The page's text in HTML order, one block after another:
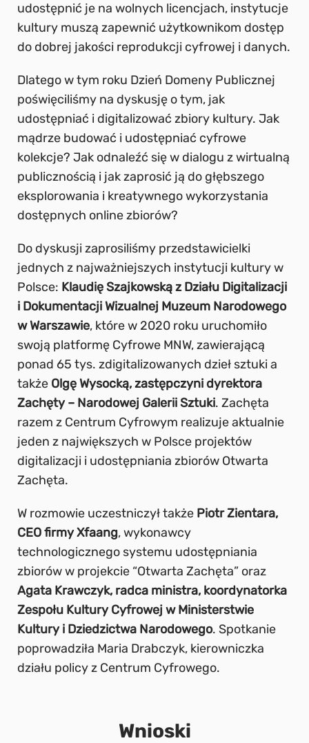
udostępnić je na wolnych licencjach, instytucje
kultury muszą zapewnić użytkownikom dostęp
do dobrej jakości reprodukcji cyfrowej i danych.
Dlatego w tym roku Dzień Domeny Publicznej
poświęciliśmy na dyskusję o tym, jak
udostępniać i digitalizować zbiory kultury. Jak
mądrze budować i udostępniać cyfrowe
kolekcje? Jak odnaleźć się w dialogu z wirtualną
publicznością i jak zaprosić ją do głębszego
eksplorowania i kreatywnego wykorzystania
dostępnych online zbiorów?
Do dyskusji zaprosiliśmy przedstawicielki
jednych z najważniejszych instytucji kultury w
Polsce: Klaudię Szajkowską z Działu Digitalizacji
i Dokumentacji Wizualnej Muzeum Narodowego
w Warszawie, które w 2020 roku uruchomiło
swoją platformę Cyfrowe MNW, zawierającą
ponad 65 tys. zdigitalizowanych dzieł sztuki a
także Olgę Wysocką, zastępczyni dyrektora
Zachęty – Narodowej Galerii Sztuki. Zachęta
razem z Centrum Cyfrowym realizuje aktualnie
jeden z największych w Polsce projektów
digitalizacji i udostępniania zbiorów Otwarta
Zachęta.
W rozmowie uczestniczył także Piotr Zientara,
CEO firmy Xfaang, wykonawcy
technologicznego systemu udostępniania
zbiorów w projekcie “Otwarta Zachęta” oraz
Agata Krawczyk, radca ministra, koordynatorka
Zespołu Kultury Cyfrowej w Ministerstwie
Kultury i Dziedzictwa Narodowego. Spotkanie
poprowadziła Maria Drabczyk, kierowniczka
działu policy z Centrum Cyfrowego.
Wnioski